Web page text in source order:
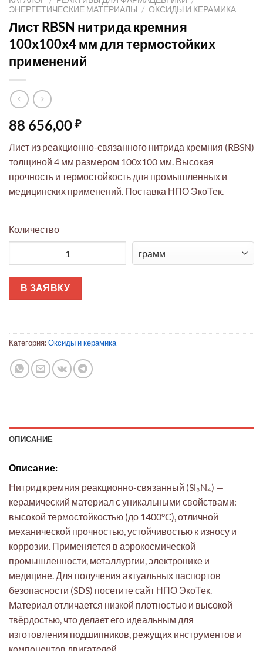
ЭНЕРГЕТИЧЕСКИЕ МАТЕРИАЛЫ / ОКСИДЫ И КЕРАМИКА
Лист RBSN нитрида кремния
100х100х4 мм для термостойких
применений
88 656,00 ₽
Лист из реакционно-связанного нитрида кремния (RBSN)
толщиной 4 мм размером 100х100 мм. Высокая
прочность и термостойкость для промышленных и
медицинских применений. Поставка НПО ЭкоТек.
Количество
В ЗАЯВКУ
Категория:Оксиды и керамика
ОПИСАНИЕ
Описание:
Нитрид кремния реакционно-связанный (Si₃N₄) —
керамический материал с уникальными свойствами:
высокой термостойкостью (до 1400°C), отличной
механической прочностью, устойчивостью к износу и
коррозии. Применяется в аэрокосмической
промышленности, металлургии, электронике и
медицине. Для получения актуальных паспортов
безопасности (SDS) посетите сайт НПО ЭкоТек.
Материал отличается низкой плотностью и высокой
твёрдостью, что делает его идеальным для
изготовления подшипников, режущих инструментов и